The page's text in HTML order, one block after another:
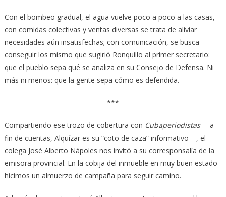
Con el bombeo gradual, el agua vuelve poco a poco a las casas,
con comidas colectivas y ventas diversas se trata de aliviar
necesidades aún insatisfechas; con comunicación, se busca
conseguir los mismo que sugirió Ronquillo al primer secretario:
que el pueblo sepa qué se analiza en su Consejo de Defensa. Ni
más ni menos: que la gente sepa cómo es defendida.
***
Compartiendo ese trozo de cobertura con Cubaperiodistas—a
fin de cuentas, Alquízar es su “coto de caza” informativo—, el
colega José Alberto Nápoles nos invitó a su corresponsalía de la
emisora provincial. En la cobija del inmueble en muy buen estado
hicimos un almuerzo de campaña para seguir camino.